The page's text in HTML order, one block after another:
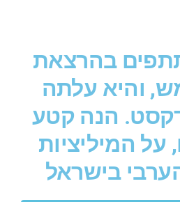
בהרצאת
והיא עלתה
הנה קטע
על המיליציות
בישראל